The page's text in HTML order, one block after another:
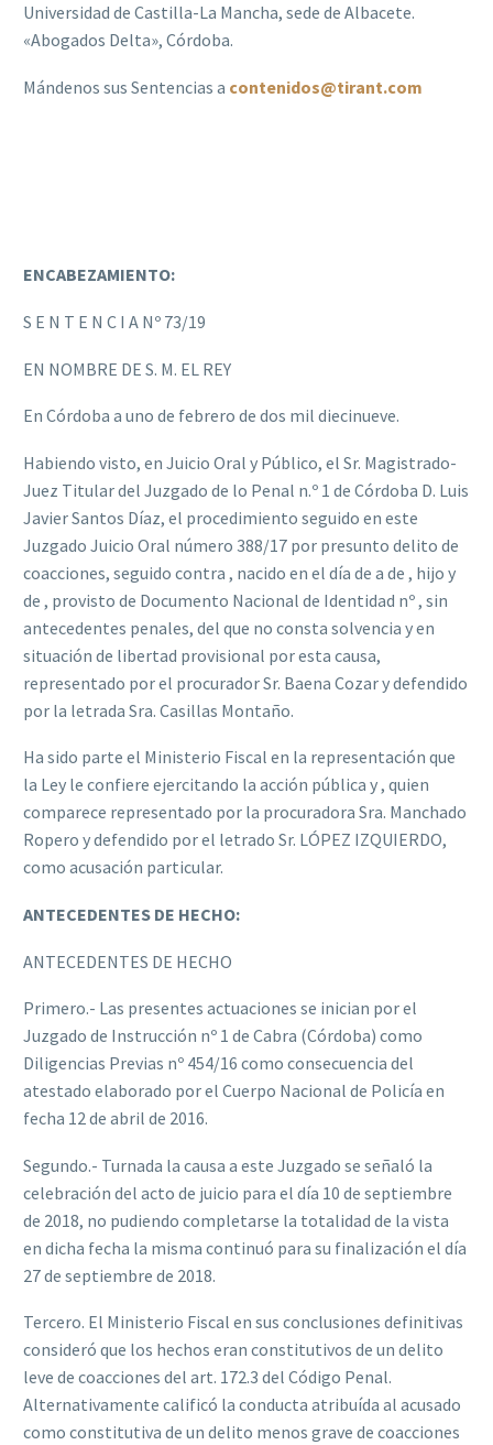
Universidad de Castilla-La Mancha, sede de Albacete.
«Abogados Delta», Córdoba.
Mándenos sus Sentencias a contenidos@tirant.com
ENCABEZAMIENTO:
S E N T E N C I A Nº 73/19
EN NOMBRE DE S. M. EL REY
En Córdoba a uno de febrero de dos mil diecinueve.
Habiendo visto, en Juicio Oral y Público, el Sr. Magistrado-
Juez Titular del Juzgado de lo Penal n.º 1 de Córdoba D. Luis
Javier Santos Díaz, el procedimiento seguido en este
Juzgado Juicio Oral número 388/17 por presunto delito de
coacciones, seguido contra , nacido en el día de a de , hijo y
de , provisto de Documento Nacional de Identidad nº , sin
antecedentes penales, del que no consta solvencia y en
situación de libertad provisional por esta causa,
representado por el procurador Sr. Baena Cozar y defendido
por la letrada Sra. Casillas Montaño.
Ha sido parte el Ministerio Fiscal en la representación que
la Ley le confiere ejercitando la acción pública y , quien
comparece representado por la procuradora Sra. Manchado
Ropero y defendido por el letrado Sr. LÓPEZ IZQUIERDO,
como acusación particular.
ANTECEDENTES DE HECHO:
ANTECEDENTES DE HECHO
Primero.- Las presentes actuaciones se inician por el
Juzgado de Instrucción nº 1 de Cabra (Córdoba) como
Diligencias Previas nº 454/16 como consecuencia del
atestado elaborado por el Cuerpo Nacional de Policía en
fecha 12 de abril de 2016.
Segundo.- Turnada la causa a este Juzgado se señaló la
celebración del acto de juicio para el día 10 de septiembre
de 2018, no pudiendo completarse la totalidad de la vista
en dicha fecha la misma continuó para su finalización el día
27 de septiembre de 2018.
Tercero. El Ministerio Fiscal en sus conclusiones definitivas
consideró que los hechos eran constitutivos de un delito
leve de coacciones del art. 172.3 del Código Penal.
Alternativamente calificó la conducta atribuída al acusado
como constitutiva de un delito menos grave de coacciones